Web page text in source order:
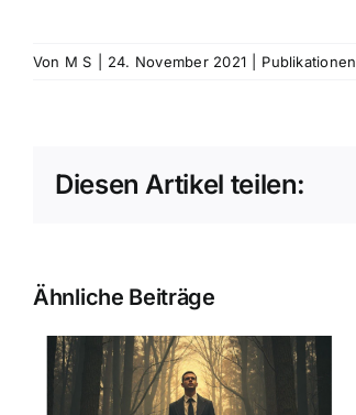
Von M S 24. November 2021 Publikationen
Diesen Artikel teilen:
Ähnliche Beiträge